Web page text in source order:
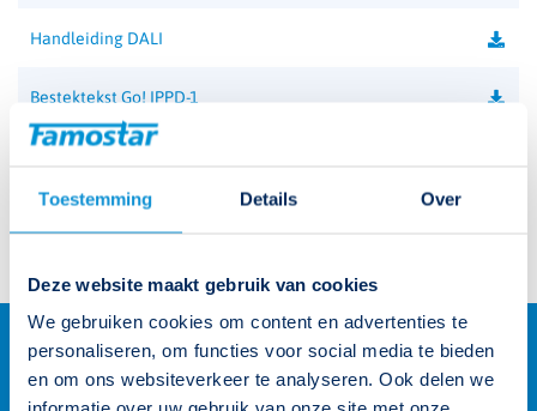
Toestemming Details Over
Deze website maakt gebruik van cookies
We gebruiken cookies om content en advertenties te
personaliseren, om functies voor social media te bieden
en om ons websiteverkeer te analyseren. Ook delen we
Handleiding DALI
Bestektekst Go! IPPD-1